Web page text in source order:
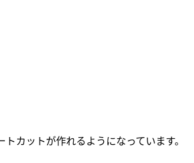
カットが作れるようになっています。